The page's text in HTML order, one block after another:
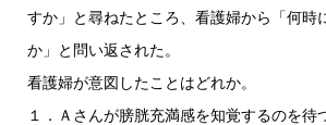
すか」と尋ねたところ、看護婦から「何時
か」と問い返された。
看護婦が意図したことはどれか。
１．Ａさんが膀胱充満感を知覚するのを待